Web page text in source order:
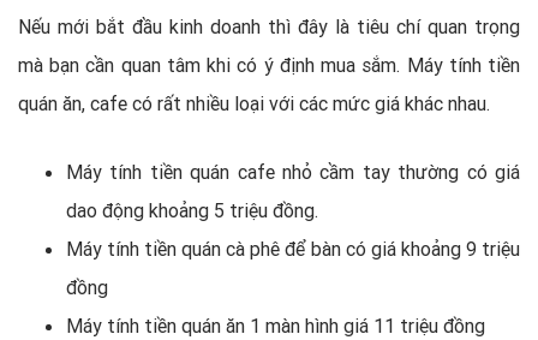
Nếu mới bắt đầu kinh doanh thì đây là tiêu chí quan trọng
mà bạn cần quan tâm khi có ý định mua sắm. Máy tính tiền
quán ăn, cafe có rất nhiều loại với các mức giá khác nhau.
Máy tính tiền quán cafe nhỏ cầm tay thường có giá
dao động khoảng 5 triệu đồng.
Máy tính tiền quán cà phê để bàn có giá khoảng 9 triệu
đồng
Máy tính tiền quán ăn 1 màn hình giá 11 triệu đồng